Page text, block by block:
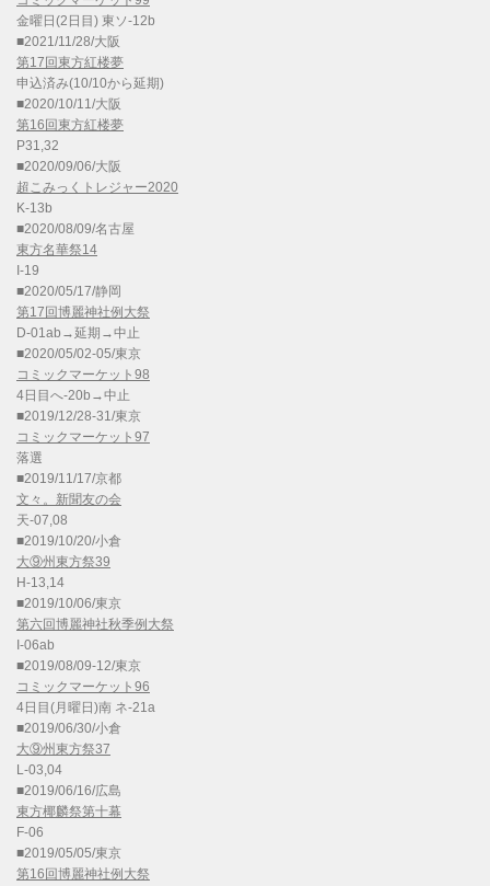
金曜日(2日目) 東ソ-12b
■2021/11/28/大阪
第17回東方紅楼夢
申込済み(10/10から延期)
■2020/10/11/大阪
第16回東方紅楼夢
P31,32
■2020/09/06/大阪
超こみっくトレジャー2020
K-13b
■2020/08/09/名古屋
東方名華祭14
I-19
■2020/05/17/静岡
第17回博麗神社例大祭
D-01ab→延期→中止
■2020/05/02-05/東京
コミックマーケット98
4日目へ-20b→中止
■2019/12/28-31/東京
コミックマーケット97
落選
■2019/11/17/京都
文々。新聞友の会
天-07,08
■2019/10/20/小倉
大⑨州東方祭39
H-13,14
■2019/10/06/東京
第六回博麗神社秋季例大祭
I-06ab
■2019/08/09-12/東京
コミックマーケット96
4日目(月曜日)南 ネ-21a
■2019/06/30/小倉
大⑨州東方祭37
L-03,04
■2019/06/16/広島
東方椰麟祭第十幕
F-06
■2019/05/05/東京
第16回博麗神社例大祭